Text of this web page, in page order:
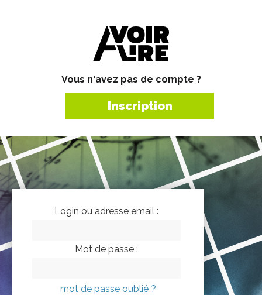
Vous n'avez pas de compte ?
Inscription
Login ou adresse email :
Mot de passe :
mot de passe oublié ?